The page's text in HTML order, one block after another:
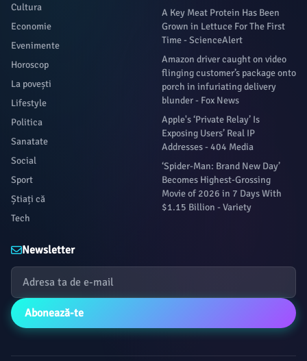
Cultura
Economie
Evenimente
Horoscop
La povești
Lifestyle
Politica
Sanatate
Social
Sport
Știați că
Tech
A Key Meat Protein Has Been
Grown in Lettuce For The First
Time - ScienceAlert
Amazon driver caught on video
flinging customer’s package onto
porch in infuriating delivery
blunder - Fox News
Apple's ‘Private Relay’ Is
Exposing Users’ Real IP
Addresses - 404 Media
‘Spider-Man: Brand New Day’
Becomes Highest-Grossing
Movie of 2026 in 7 Days With
$1.15 Billion - Variety
Newsletter
Abonează-te